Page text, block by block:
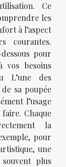
Ce
les
à l’aspect
courantes.
pour
besoins
L’une des
sa poupée
l’usage
Chaque
la
pour
une
plus